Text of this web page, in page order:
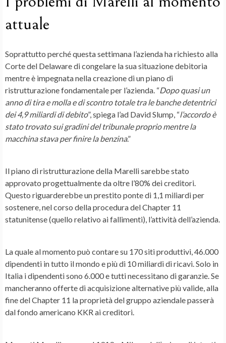
attuale
Soprattutto perché questa settimana l’azienda ha richiesto alla
Corte del Delawaredi congelare la suasituazione debitoria
mentre è impegnata nella creazione di un piano di
ristrutturazione fondamentale per l’azienda. “Dopo quasi un
anno di tira e molla e di scontro totale tra le banche detentrici
dei 4,9 miliardi di debito”, spiega l’ad David Slump, “l’accordo è
stato trovato sui gradini del tribunale proprio mentre la
macchina stava per finire la benzina.”
Ilpiano di ristrutturazionedella Marelli sarebbe stato
approvato progettualmente da oltre l’80% dei creditori.
Questo riguarderebbe un prestito ponte di 1,1 miliardi per
sostenere, nel corso della procedura delChapter 11
statunitense (quello relativo ai fallimenti), l’attività dell’azienda.
La quale al momento può contare su 170 siti produttivi, 46.000
dipendenti in tutto il mondo e più di 10 miliardi di ricavi. Solo in
Italia i dipendenti sono 6.000 e tutti necessitano di garanzie. Se
mancheranno offerte di acquisizionealternative più valide, alla
fine del Chapter 11 la proprietà del gruppo aziendale passerà
dal fondo americano KKR ai creditori.